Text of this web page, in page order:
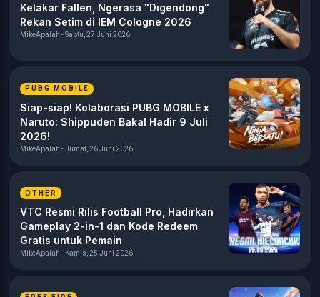
Kelakar Fallen, Ngerasa "Digendong"
Rekan Setim di IEM Cologne 2026
MikeApalah - Sabtu, 27 Juni 2026
PUBG MOBILE
Siap-siap! Kolaborasi PUBG MOBILE x
Naruto: Shippuden Bakal Hadir 9 Juli
2026!
MikeApalah - Jumat, 26 Juni 2026
OTHER
VTC Resmi Rilis Football Pro, Hadirkan
Gameplay 2-in-1 dan Kode Redeem
Gratis untuk Pemain
MikeApalah - Kamis, 25 Juni 2026